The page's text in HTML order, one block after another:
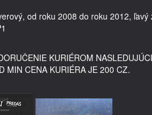
od roku 2008 do roku 2012,
KURIÉROM
MIN CENA KURIÉRA JE 200 CZ.